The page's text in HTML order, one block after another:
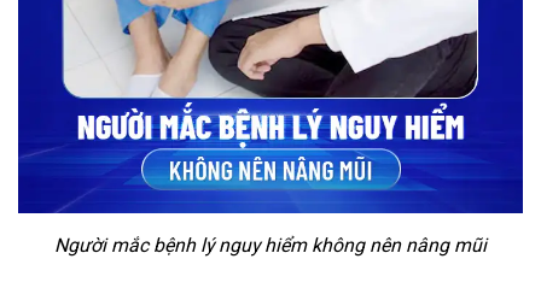
Người mắc bệnh lý nguy hiểm không nên nâng mũi